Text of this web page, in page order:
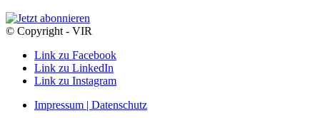
© Copyright - VIR
Link zu Facebook
Link zu LinkedIn
Link zu Instagram
Impressum | Datenschutz